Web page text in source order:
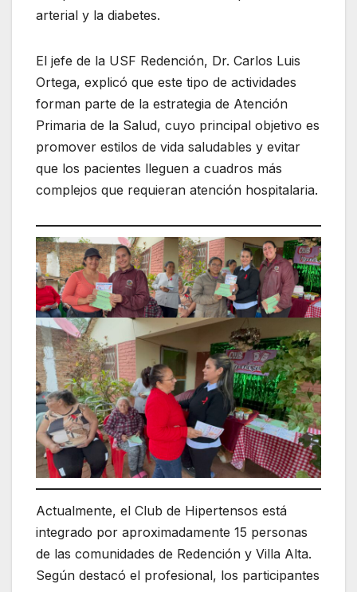
arterial y la diabetes.
El jefe de la USF Redención, Dr. Carlos Luis
Ortega, explicó que este tipo de actividades
forman parte de la estrategia de Atención
Primaria de la Salud, cuyo principal objetivo es
promover estilos de vida saludables y evitar
que los pacientes lleguen a cuadros más
complejos que requieran atención hospitalaria.
Actualmente, el Club de Hipertensos está
integrado por aproximadamente 15 personas
de las comunidades de Redención y Villa Alta.
Según destacó el profesional, los participantes